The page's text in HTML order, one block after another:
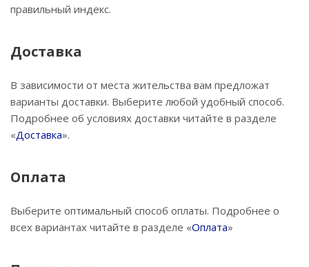
правильный индекс.
Доставка
В зависимости от места жительства вам предложат
варианты доставки. Выберите любой удобный способ.
Подробнее об условиях доставки читайте в разделе
«Доставка».
Оплата
Выберите оптимальный способ оплаты. Подробнее о
всех вариантах читайте в разделе «Оплата»